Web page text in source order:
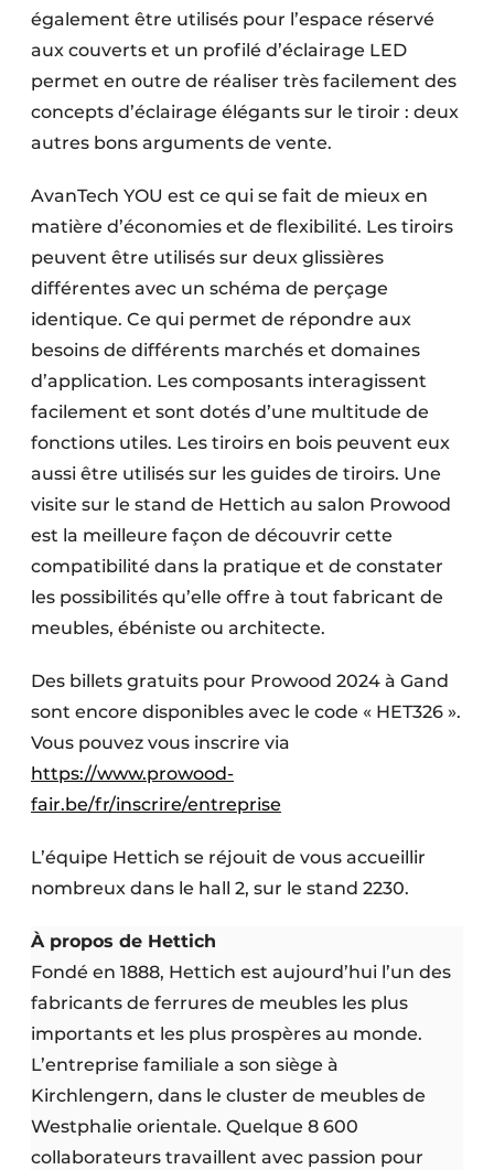
également être utilisés pour l’espace réservé
aux couverts et un profilé d’éclairage LED
permet en outre de réaliser très facilement des
concepts d’éclairage élégants sur le tiroir : deux
autres bons arguments de vente.
AvanTech YOU est ce qui se fait de mieux en
matière d’économies et de flexibilité. Les tiroirs
peuvent être utilisés sur deux glissières
différentes avec un schéma de perçage
identique. Ce qui permet de répondre aux
besoins de différents marchés et domaines
d’application. Les composants interagissent
facilement et sont dotés d’une multitude de
fonctions utiles. Les tiroirs en bois peuvent eux
aussi être utilisés sur les guides de tiroirs. Une
visite sur le stand de Hettich au salon Prowood
est la meilleure façon de découvrir cette
compatibilité dans la pratique et de constater
les possibilités qu’elle offre à tout fabricant de
meubles, ébéniste ou architecte.
Des billets gratuits pour Prowood 2024 à Gand
sont encore disponibles avec le code « HET326 ».
Vous pouvez vous inscrire via
https://www.prowood-
fair.be/fr/inscrire/entreprise
L’équipe Hettich se réjouit de vous accueillir
nombreux dans le hall 2, sur le stand 2230.
À propos de Hettich
Fondé en 1888, Hettich est aujourd’hui l’un des
fabricants de ferrures de meubles les plus
importants et les plus prospères au monde.
L’entreprise familiale a son siège à
Kirchlengern, dans le cluster de meubles de
Westphalie orientale. Quelque 8 600
collaborateurs travaillent avec passion pour